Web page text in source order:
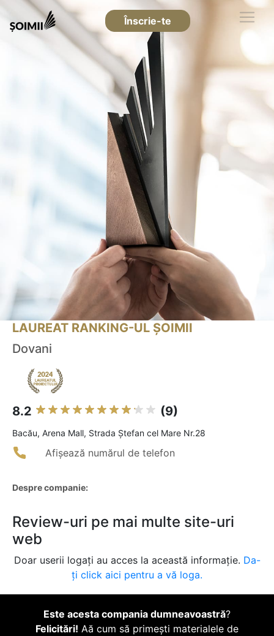
Înscrie-te
LAUREAT RANKING-UL ȘOIMII
Dovani
8.2 (9)
Bacău, Arena Mall, Strada Ștefan cel Mare Nr.28
Afișează numărul de telefon
Despre companie:
Review-uri pe mai multe site-uri
web
Doar userii logați au acces la această informație. Da-
ți click aici pentru a vă loga.
Este acesta compania dumneavoastră?
Felicitări! Aă cum să primești materialele de